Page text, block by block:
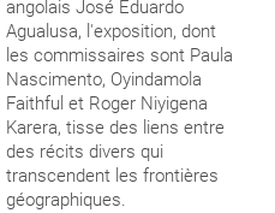
angolais José Eduardo
Agualusa, l'exposition, dont
les commissaires sont Paula
Nascimento, Oyindamola
Faithful et Roger Niyigena
Karera, tisse des liens entre
des récits divers qui
transcendent les frontières
géographiques.